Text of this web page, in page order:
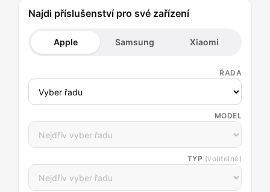
Najdi příslušenství pro své zařízení
Apple Samsung Xiaomi
ŘADA
MODEL
TYP (volitelně)